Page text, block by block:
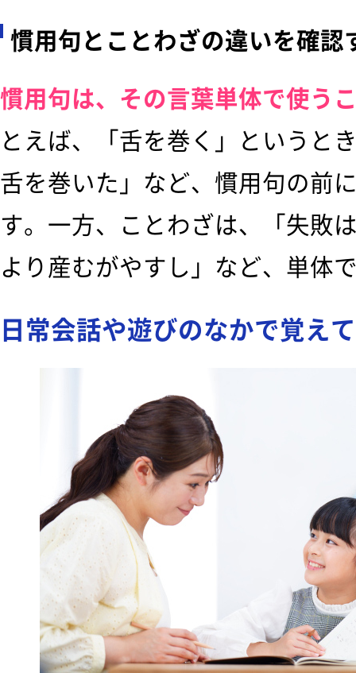
慣用句とことわざの違いを確認
慣用句は、その言葉単体で使う
とえば、「舌を巻く」というと
舌を巻いた」など、慣用句の前
す。一方、ことわざは、「失敗
より産むがやすし」など、単体
日常会話や遊びのなかで覚え